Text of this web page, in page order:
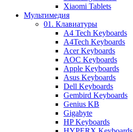
Xiaomi Tablets
Мультимедия
01. Клавиатуры
A4 Tech Keyboards
A4Tech Keyboards
Acer Keyboards
AOC Keyboards
Apple Keyboards
Asus Keyboards
Dell Keyboards
Gembird Keyboards
Genius KB
Gigabyte
HP Keyboards